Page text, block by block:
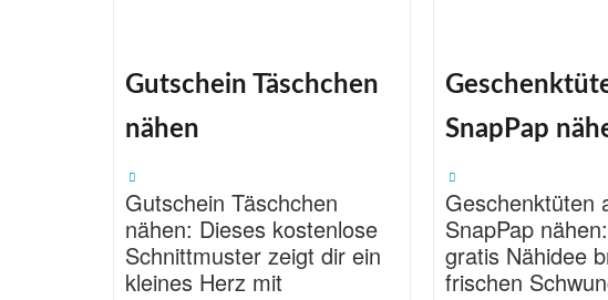
Gutschein Täschchen
nähen
Gutschein Täschchen
nähen: Dieses kostenlose
Schnittmuster zeigt dir ein
kleines Herz mit
SnapPap
Geschenktüten
SnapPap
gratis Nähidee
frischen